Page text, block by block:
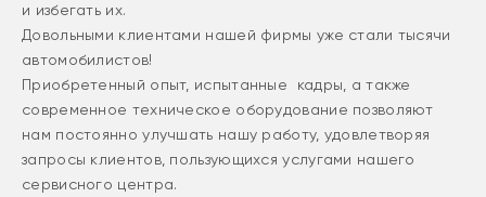
и избегать их.
Довольными клиентами нашей фирмы уже стали тысячи
автомобилистов!
Приобретенный опыт, испытанные кадры, а также
современное техническое оборудование позволяют
нам постоянно улучшать нашу работу, удовлетворяя
запросы клиентов, пользующихся услугами нашего
сервисного центра.